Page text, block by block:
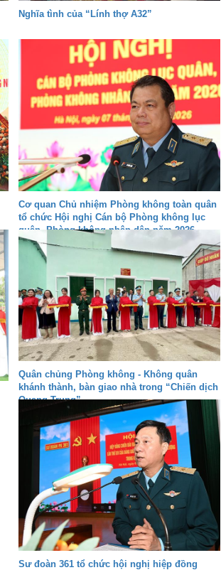
Nghĩa tình của “Lính thợ A32”
Cơ quan Chủ nhiệm Phòng không toàn quân
tổ chức Hội nghị Cán bộ Phòng không lục
quân, Phòng không nhân dân năm 2026
Quân chủng Phòng không - Không quân
khánh thành, bàn giao nhà trong “Chiến dịch
Quang Trung”
Sư đoàn 361 tổ chức hội nghị hiệp đồng